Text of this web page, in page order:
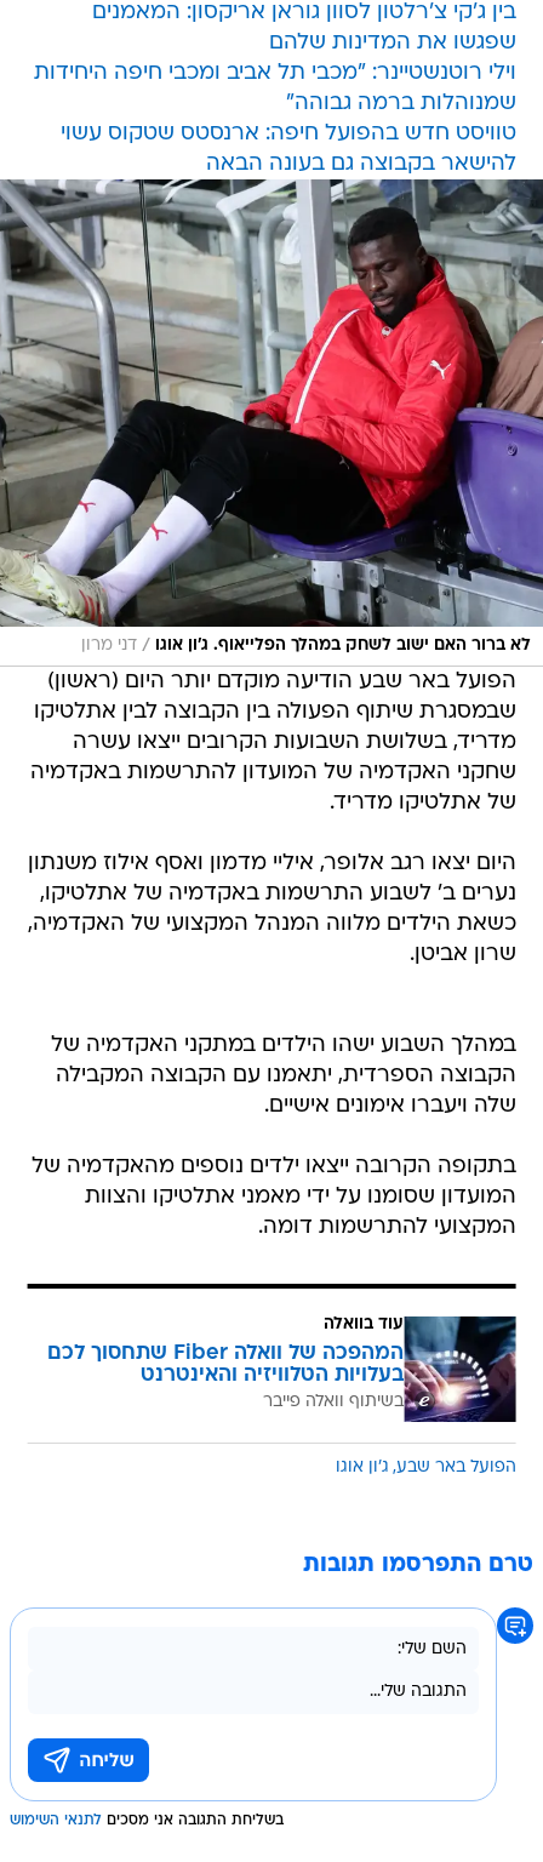
בין ג'קי צ'רלטון לסוון גוראן אריקסון: המאמנים
שפגשו את המדינות שלהם
וילי רוטנשטיינר: "מכבי תל אביב ומכבי חיפה היחידות
שמנוהלות ברמה גבוהה"
טוויסט חדש בהפועל חיפה: ארנסטס שטקוס עשוי
להישאר בקבוצה גם בעונה הבאה
לא ברור האם ישוב לשחק במהלך הפלייאוף. ג'ון אוגו / דני מרון
הפועל באר שבע הודיעה מוקדם יותר היום (ראשון)
שבמסגרת שיתוף הפעולה בין הקבוצה לבין אתלטיקו
מדריד, בשלושת השבועות הקרובים ייצאו עשרה
שחקני האקדמיה של המועדון להתרשמות באקדמיה
של אתלטיקו מדריד.
היום יצאו רגב אלופר, איליי מדמון ואסף אילוז משנתון
נערים ב' לשבוע התרשמות באקדמיה של אתלטיקו,
כשאת הילדים מלווה המנהל המקצועי של האקדמיה,
שרון אביטן.
במהלך השבוע ישהו הילדים במתקני האקדמיה של
הקבוצה הספרדית, יתאמנו עם הקבוצה המקבילה
שלה ויעברו אימונים אישיים.
בתקופה הקרובה ייצאו ילדים נוספים מהאקדמיה של
המועדון שסומנו על ידי מאמני אתלטיקו והצוות
המקצועי להתרשמות דומה.
עוד בוואלה
המהפכה של וואלה Fiber שתחסוך לכם
בעלויות הטלוויזיה והאינטרנט
בשיתוף וואלה פייבר
הפועל באר שבע ג'ון אוגו
טרם התפרסמו תגובות
בשליחת התגובה אני מסכים לתנאי השימוש